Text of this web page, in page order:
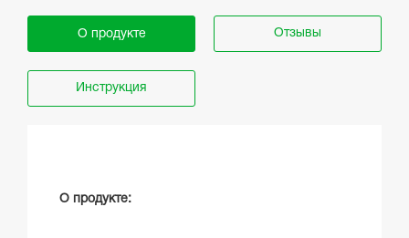
О продукте Отзывы
Инструкция
О продукте: